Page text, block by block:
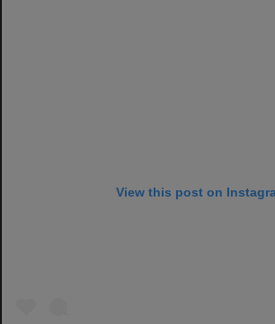
View this post on